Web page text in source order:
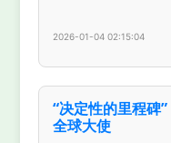
2026-01-04 02:15:04
“决定性的里程碑
全球大使